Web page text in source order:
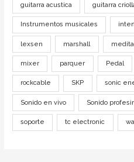
guitarra acustica guitarra
Instrumentos musicales
lexsen marshall
mixer parquer Pedal
rockcable SKP sonic
Sonido en vivo Sonido
soporte tc electronic